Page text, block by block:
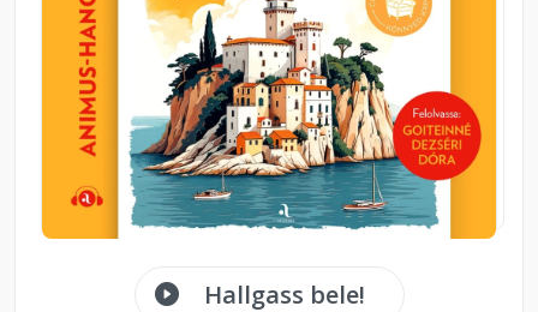
Hallgass bele!